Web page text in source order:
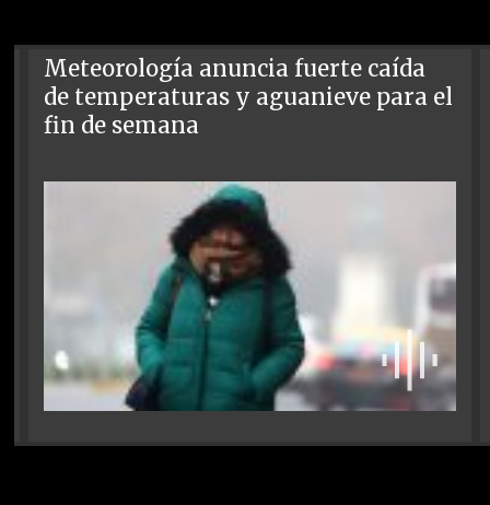
Meteorología anuncia fuerte caída
de temperaturas y aguanieve para el
fin de semana